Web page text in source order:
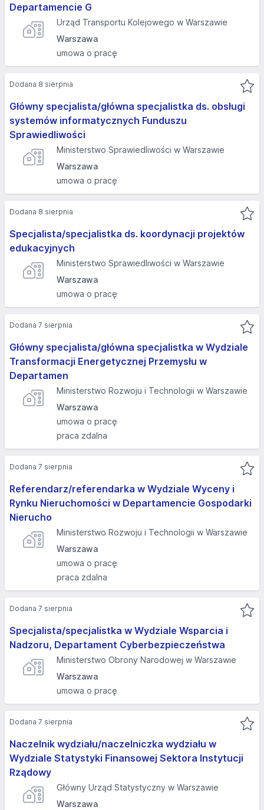
Departamencie G
Urząd Transportu Kolejowego w Warszawie
Warszawa
umowa o pracę
Główny specjalista/główna specjalistka ds. obsługi
systemów informatycznych Funduszu
Sprawiedliwości
Ministerstwo Sprawiedliwości w Warszawie
Warszawa
umowa o pracę
Dodana 8 sierpnia
Specjalista/specjalistka ds. koordynacji projektów
edukacyjnych
Ministerstwo Sprawiedliwości w Warszawie
Warszawa
umowa o pracę
Dodana 8 sierpnia
Główny specjalista/główna specjalistka w Wydziale
Transformacji Energetycznej Przemysłu w
Departamen
Ministerstwo Rozwoju i Technologii w Warszawie
Warszawa
umowa o pracę
praca zdalna
Dodana 7 sierpnia
Referendarz/referendarka w Wydziale Wyceny i
Rynku Nieruchomości w Departamencie Gospodarki
Nierucho
Ministerstwo Rozwoju i Technologii w Warszawie
Warszawa
umowa o pracę
praca zdalna
Dodana 7 sierpnia
Specjalista/specjalistka w Wydziale Wsparcia i
Nadzoru, Departament Cyberbezpieczeństwa
Ministerstwo Obrony Narodowej w Warszawie
Warszawa
umowa o pracę
Dodana 7 sierpnia
Naczelnik wydziału/naczelniczka wydziału w
Wydziale Statystyki Finansowej Sektora Instytucji
Rządowy
Główny Urząd Statystyczny w Warszawie
Warszawa
Dodana 7 sierpnia